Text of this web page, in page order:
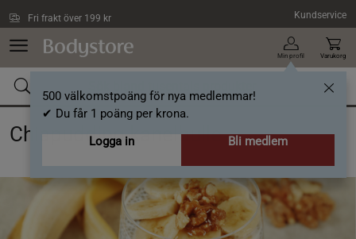
Fri frakt över 199 kr Kundservice
Min profil
500 välkomstpoäng för nya medlemmar!
✔ Du får 1 poäng per krona.
Logga in
Bli medlem
Varukorg
Chiapudding kanelbulle